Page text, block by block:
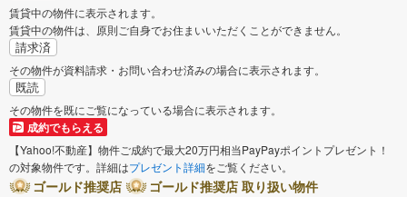
賃貸中の物件に表示されます。
賃貸中の物件は、原則ご自身でお住まいいただくことができません。
請求済
その物件が資料請求・お問い合わせ済みの場合に表示されます。
既読
その物件を既にご覧になっている場合に表示されます。
成約でもらえる
【Yahoo!不動産】物件ご成約で最大20万円相当PayPayポイントプレゼント！
の対象物件です。詳細はプレゼント詳細をご覧ください。
ゴールド推奨店
ゴールド推奨店 取り扱い物件